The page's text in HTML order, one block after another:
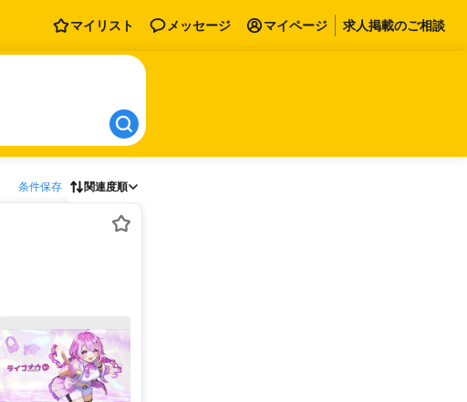
マイリスト メッセージ マイページ 求人掲載のご相談
条件保存 関連度順